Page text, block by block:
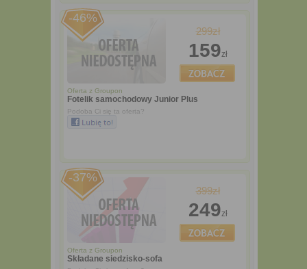
-46%
Oferta z Groupon
Fotelik samochodowy Junior Plus
Podoba Ci się ta oferta?
299zł
159zł
-37%
Oferta z Groupon
Składane siedzisko-sofa
399zł
249zł